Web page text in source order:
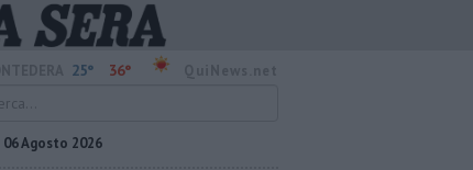
25° 36°
06 Agosto 2026